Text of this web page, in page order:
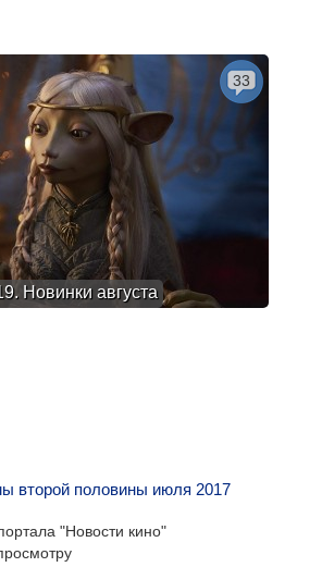
Новинки августа
33
второй половины июля 2017
"Новости кино"